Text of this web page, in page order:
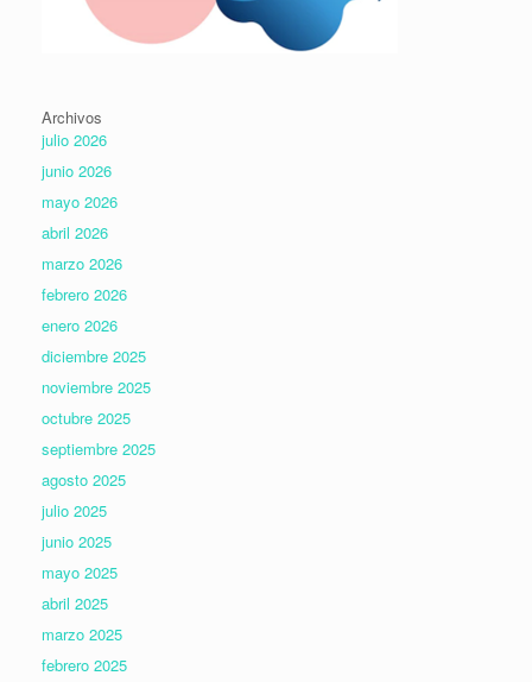
Archivos
julio 2026
junio 2026
mayo 2026
abril 2026
marzo 2026
febrero 2026
enero 2026
diciembre 2025
noviembre 2025
octubre 2025
septiembre 2025
agosto 2025
julio 2025
junio 2025
mayo 2025
abril 2025
marzo 2025
febrero 2025